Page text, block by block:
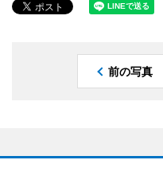
前の写真